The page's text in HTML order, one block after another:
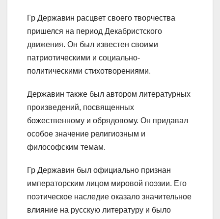
Гр Державин расцвет своего творчества
пришелся на период Декабристского
движения. Он был известен своими
патриотическими и социально-
политическими стихотворениями.
Державин также был автором литературных
произведений, посвященных
божественному и обрядовому. Он придавал
особое значение религиозным и
философским темам.
Гр Державин был официально признан
императорским лицом мировой поэзии. Его
поэтическое наследие оказало значительное
влияние на русскую литературу и было